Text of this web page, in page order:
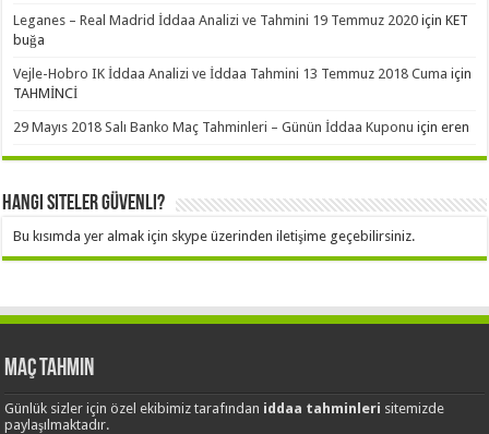
Leganes – Real Madrid İddaa Analizi ve Tahmini 19 Temmuz 2020 içinKET
buğa
Vejle-Hobro IK İddaa Analizi ve İddaa Tahmini 13 Temmuz 2018 Cuma için
TAHMİNCİ
29 Mayıs 2018 Salı Banko Maç Tahminleri – Günün İddaa Kuponu içineren
Hangi Siteler Güvenli?
Bu kısımda yer almak için skype üzerinden iletişime geçebilirsiniz.
Maç Tahmin
Günlük sizler için özel ekibimiz tarafından iddaa tahminleri sitemizde
paylaşılmaktadır.